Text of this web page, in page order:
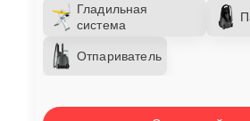
Гладильная
система
Отпариватель